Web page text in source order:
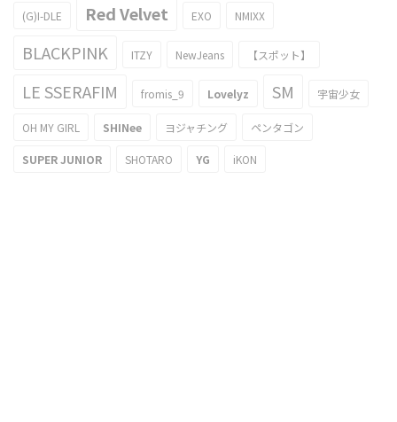
(G)I-DLE Red Velvet EXO NMIXX
BLACKPINK ITZY NewJeans 【スポット】
LE SSERAFIM fromis_9 Lovelyz SM 宇宙少女
OH MY GIRL SHINee ヨジャチング ペンタゴン
SUPER JUNIOR SHOTARO YG iKON